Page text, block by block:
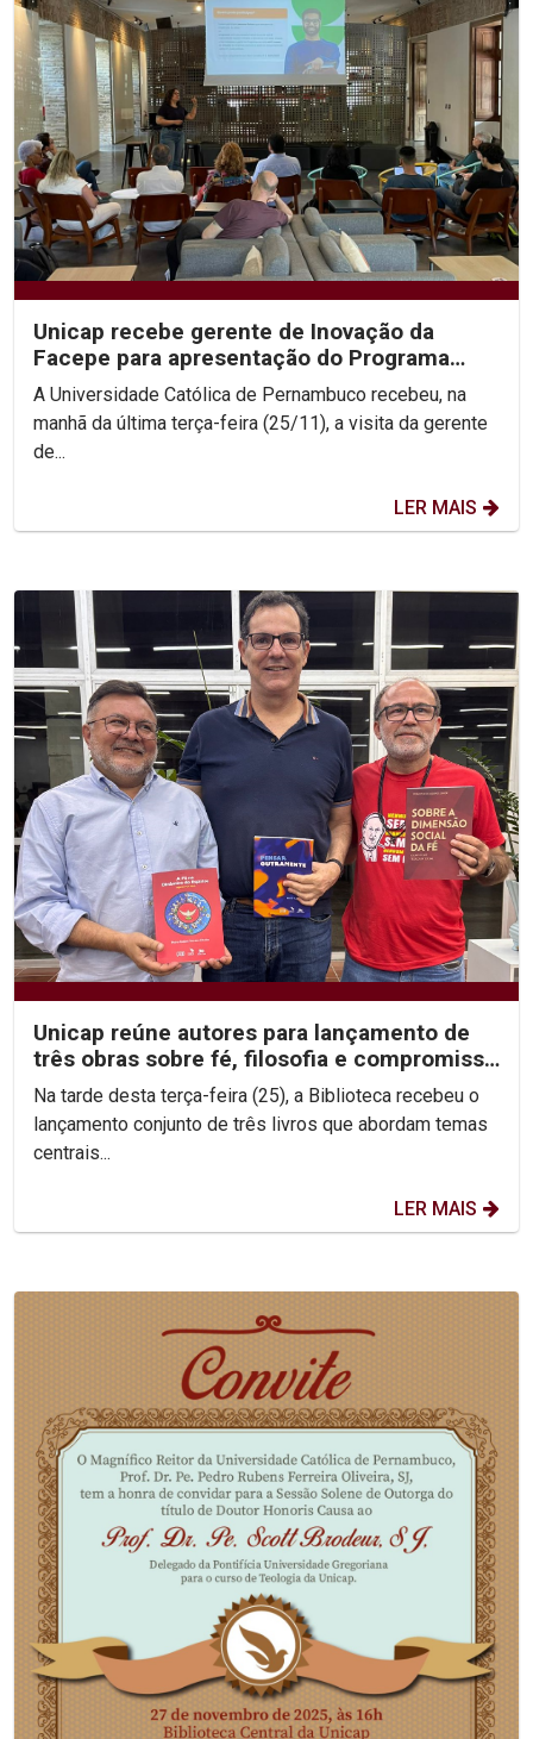
Unicap recebe gerente de Inovação da
Facepe para apresentação do Programa
Centelha 3
A Universidade Católica de Pernambuco recebeu, na
manhã da última terça-feira (25/11), a visita da gerente
de...
LER MAIS
Unicap reúne autores para lançamento de
três obras sobre fé, filosofia e compromisso
social
Na tarde desta terça-feira (25), a Biblioteca recebeu o
lançamento conjunto de três livros que abordam temas
centrais...
LER MAIS